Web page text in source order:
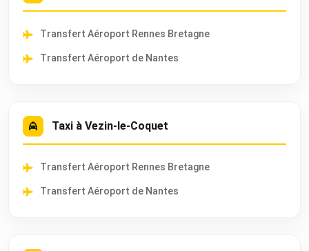
Transfert Aéroport Rennes Bretagne
Transfert Aéroport de Nantes
Taxi à Vezin-le-Coquet
Transfert Aéroport Rennes Bretagne
Transfert Aéroport de Nantes